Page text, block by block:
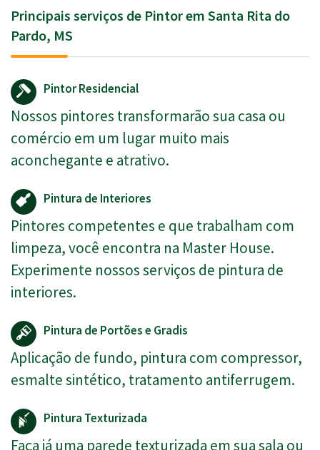
Principais serviços de Pintor em Santa Rita do
Pardo, MS
Pintor Residencial
Nossos pintores transformarão sua casa ou
comércio em um lugar muito mais
aconchegante e atrativo.
Pintura de Interiores
Pintores competentes e que trabalham com
limpeza, você encontra na Master House.
Experimente nossos serviços de pintura de
interiores.
Pintura de Portões e Gradis
Aplicação de fundo, pintura com compressor,
esmalte sintético, tratamento antiferrugem.
Pintura Texturizada
Faça já uma parede texturizada em sua sala ou